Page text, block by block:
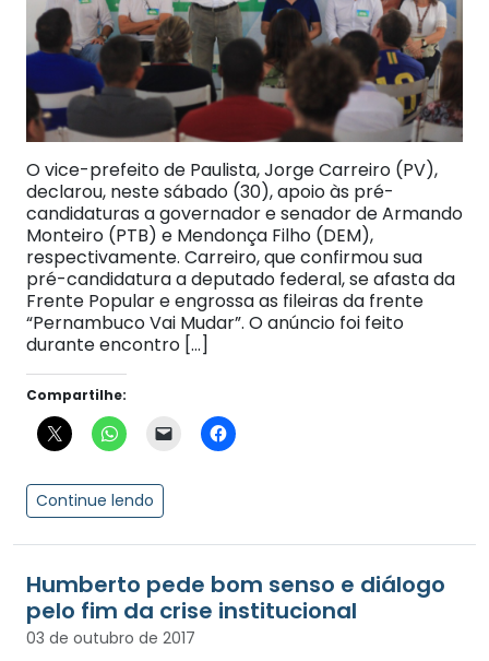
O vice-prefeito de Paulista, Jorge Carreiro (PV),
declarou, neste sábado (30), apoio às pré-
candidaturas a governador e senador de Armando
Monteiro (PTB) e Mendonça Filho (DEM),
respectivamente. Carreiro, que confirmou sua
pré-candidatura a deputado federal, se afasta da
Frente Popular e engrossa as fileiras da frente
“Pernambuco Vai Mudar”. O anúncio foi feito
durante encontro […]
Compartilhe:
Continue lendo
Humberto pede bom senso e diálogo
pelo fim da crise institucional
03 de outubro de 2017